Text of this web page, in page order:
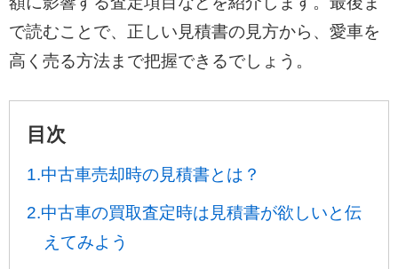
で読むことで、正しい見積書の見方から、愛車を
高く売る方法まで把握できるでしょう。
目次
1.中古車売却時の見積書とは？
2.中古車の買取査定時は見積書が欲しいと伝
えてみよう